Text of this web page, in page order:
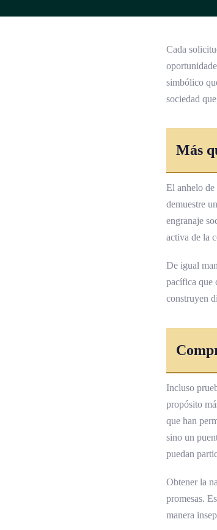
Cada
simbólico
sociedad
Más
El anhelo de
demuestre
engranaje
activa de la
De igual
pacífica que
construyen
Incluso
propósito
que han
sino un
puedan
Obtener la
promesas.
manera